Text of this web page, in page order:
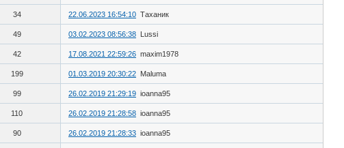
34 22.06.2023 16:54:10 Таханик
49 03.02.2023 08:56:38 Lussi
42 17.08.2021 22:59:26 maxim1978
199 01.03.2019 20:30:22 Maluma
99 26.02.2019 21:29:19 ioanna95
110 26.02.2019 21:28:58 ioanna95
90 26.02.2019 21:28:33 ioanna95